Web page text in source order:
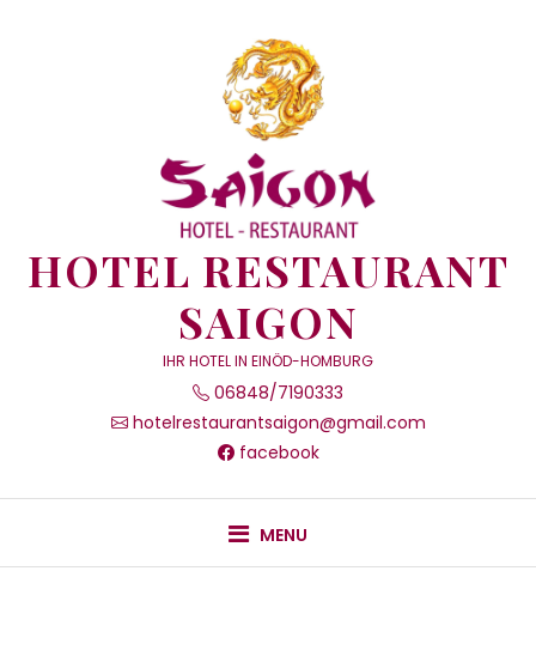
HOTEL RESTAURANT
SAIGON
IHR HOTEL IN EINÖD-HOMBURG
06848/7190333
hotelrestaurantsaigon@gmail.com
facebook
MENU